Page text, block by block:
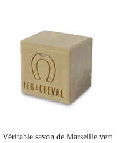
Véritable savon de Marseille vert